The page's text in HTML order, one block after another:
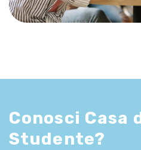
Conosci Casa
Studente?